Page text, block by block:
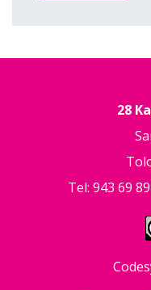
28
Tel: 943 69